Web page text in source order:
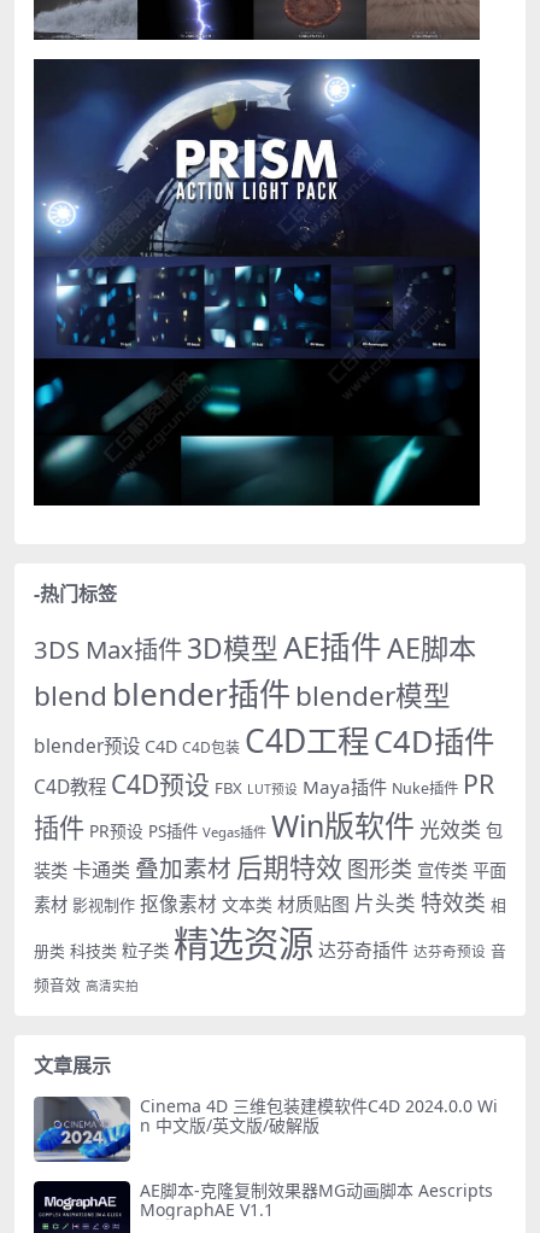
-热门标签
3DS Max插件3D模型AE插件AE脚本
blend blender插件 blender模型
blender预设 C4D C4D包装 C4D工程C4D插件
C4D教程 C4D预设 FBX LUT预设 Maya插件 Nuke插件 PR
插件 PR预设 PS插件 Vegas插件 Win版软件 光效类 包
装类 卡通类 叠加素材 后期特效 图形类 宣传类 平面
素材 影视制作 抠像素材 文本类 材质贴图 片头类 特效类 相
册类 科技类 粒子类 精选资源 达芬奇插件 达芬奇预设 音
频音效 高清实拍
文章展示
Cinema 4D 三维包装建模软件C4D 2024.0.0 Wi
n 中文版/英文版/破解版
AE脚本-克隆复制效果器MG动画脚本 Aescripts
MographAE V1.1